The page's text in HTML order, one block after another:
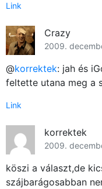
Link
Crazy
2009.
@korrektek: jah és
feltette utana meg a
Link
korrektek
2009.
köszi a választ,de
szájbarágosabban